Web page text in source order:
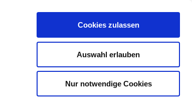
Cookies zulassen
Auswahl erlauben
Nur notwendige Cookies
Erlebnisse Buchen